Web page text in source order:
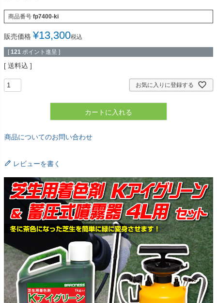
商品番号 fp7400-ki
販売価格 ¥13,300税込
[ 121 ポイント進呈 ]
送料込
お気に入りに登録する
カートに入れる
商品についてのお問い合わせ
レビューを書く